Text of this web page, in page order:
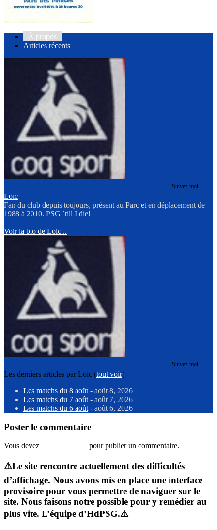
À propos
Articles récents
Suivez-moi
Loic
Fan du club depuis toujours, présent au Parc et en déplacement de
1988 à 2010. PSG ´till I die!
Voir la bio de Loic...
Suivez-moi
Les derniers articles par Loic (tout voir)
Les matchs du 8 août - août 8, 2026
Les matchs du 7 août - août 7, 2026
Les matchs du 6 août - août 6, 2026
Poster le commentaire
Vous devez pour publier un commentaire.
⚠️Le site rencontre actuellement des difficultés
d’affichage. Nous avons mis en place une interface
provisoire pour vous permettre de naviguer sur le
site. Nous faisons notre possible pour y remédier au
plus vite. L’équipe d’HdPSG.⚠️